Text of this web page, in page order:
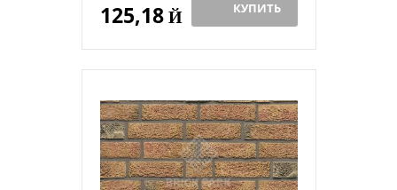
125,18Й КУПИТЬ